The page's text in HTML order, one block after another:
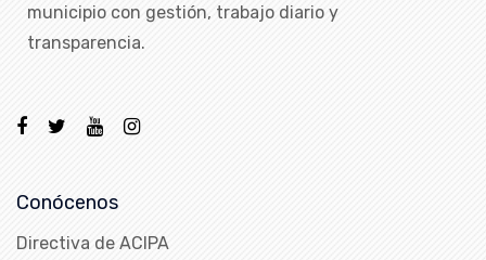
municipio con gestión, trabajo diario y
transparencia.
Conócenos
Directiva de ACIPA